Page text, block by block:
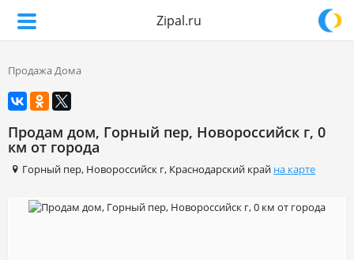
Zipal.ru
Продажа Дома
Продам дом, Горный пер, Новороссийск г, 0
км от города
Горный пер, Новороссийск г, Краснодарский край на карте